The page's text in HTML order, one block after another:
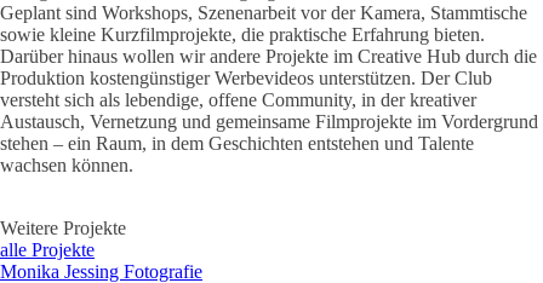
Geplant sind Workshops, Szenenarbeit vor der Kamera, Stammtische
sowie kleine Kurzfilmprojekte, die praktische Erfahrung bieten.
Darüber hinaus wollen wir andere Projekte im Creative Hub durch die
Produktion kostengünstiger Werbevideos unterstützen. Der Club
versteht sich als lebendige, offene Community, in der kreativer
Austausch, Vernetzung und gemeinsame Filmprojekte im Vordergrund
stehen – ein Raum, in dem Geschichten entstehen und Talente
wachsen können.
Weitere Projekte
alle Projekte
Monika Jessing Fotografie